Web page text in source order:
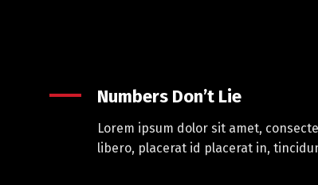
Numbers Don’t Lie
Lorem ipsum dolor sit amet,
libero, placerat id placerat in,